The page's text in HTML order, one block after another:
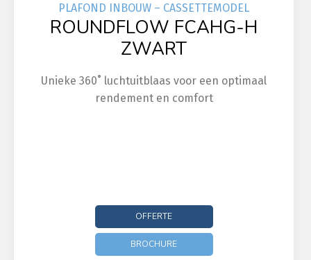
PLAFOND INBOUW – CASSETTEMODEL
ROUNDFLOW FCAHG-H
ZWART
Unieke 360˚ luchtuitblaas voor een optimaal
rendement en comfort
OFFERTE
BROCHURE